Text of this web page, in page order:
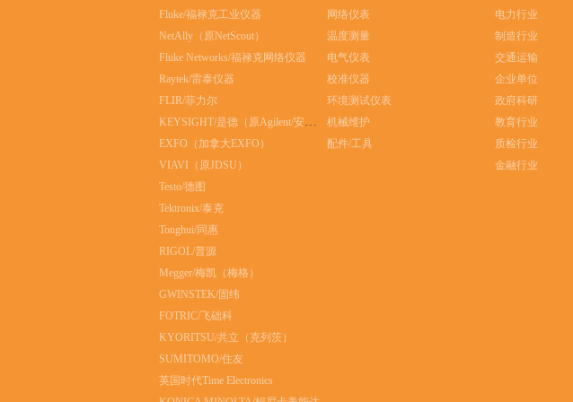
Fluke/福禄克工业仪器
NetAlly（原NetScout）
Fluke Networks/福禄克网络仪器
Raytek/雷泰仪器
FLIR/菲力尔
KEYSIGHT/是德（原Agilent/安捷伦）
EXFO（加拿大EXFO）
VIAVI（原JDSU）
Testo/德图
Tektronix/泰克
Tonghui/同惠
RIGOL/普源
Megger/梅凯（梅格）
GWINSTEK/固纬
FOTRIC/飞础科
KYORITSU/共立（克列茨）
SUMITOMO/住友
英国时代Time Electronics
网络仪表
温度测量
电气仪表
校准仪器
环境测试仪表
机械维护
配件/工具
电力行业
制造行业
交通运输
企业单位
政府科研
教育行业
质检行业
金融行业